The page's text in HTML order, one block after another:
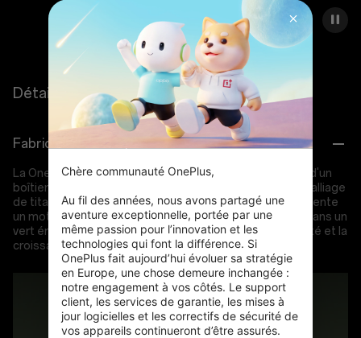
Détails
Fabrication solide pour durer toute une vie
La OnePlus Watch 3 est un élégant chef-d'œuvre doté d'un
boîtier premium en acier inoxydable et d'une lunette en alliage
de titane brillante et durable. Sa couronne conique présente
un motif pyramidal pour un contrôle précis. Disponible dans un
vert émeraude OnePlus éclatant, elle symbolise la vitalité et la
croissance.
Chère communauté OnePlus,
Au fil des années, nous avons partagé une
aventure exceptionnelle, portée par une
même passion pour l’innovation et les
technologies qui font la différence. Si
OnePlus fait aujourd’hui évoluer sa stratégie
en Europe, une chose demeure inchangée :
notre engagement à vos côtés. Le support
client, les services de garantie, les mises à
jour logicielles et les correctifs de sécurité de
vos appareils continueront d’être assurés.